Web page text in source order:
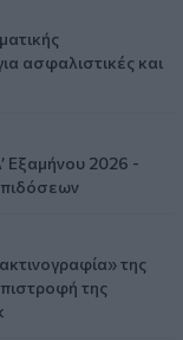
ασφαλιστικές και
Εξαμήνου 2026 -
της
της